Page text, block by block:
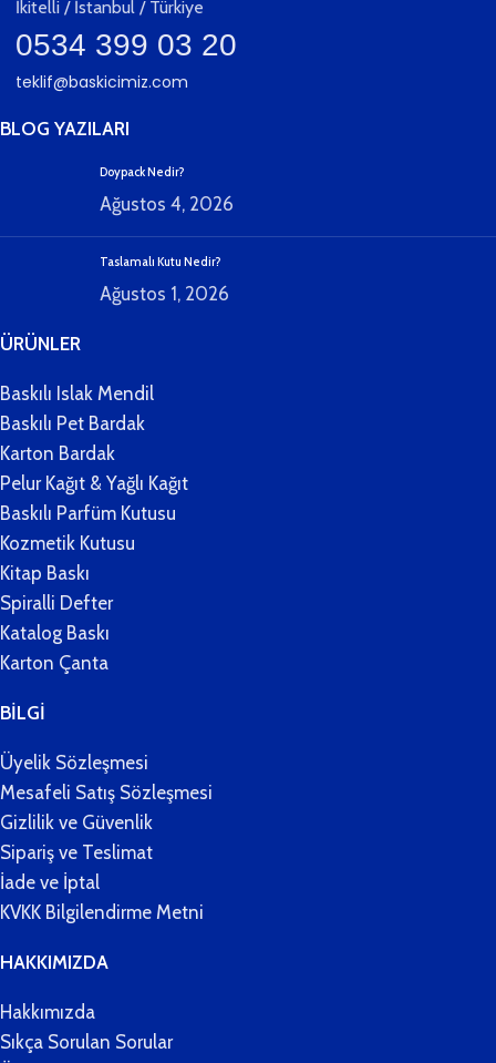
İkitelli / İstanbul / Türkiye
0534 399 03 20
teklif@baskicimiz.com
BLOG YAZILARI
Doypack Nedir?
Ağustos 4, 2026
Taslamalı Kutu Nedir?
Ağustos 1, 2026
ÜRÜNLER
Baskılı Islak Mendil
Baskılı Pet Bardak
Karton Bardak
Pelur Kağıt & Yağlı Kağıt
Baskılı Parfüm Kutusu
Kozmetik Kutusu
Kitap Baskı
Spiralli Defter
Katalog Baskı
Karton Çanta
BİLGİ
Üyelik Sözleşmesi
Mesafeli Satış Sözleşmesi
Gizlilik ve Güvenlik
Sipariş ve Teslimat
İade ve İptal
KVKK Bilgilendirme Metni
HAKKIMIZDA
Hakkımızda
Sıkça Sorulan Sorular